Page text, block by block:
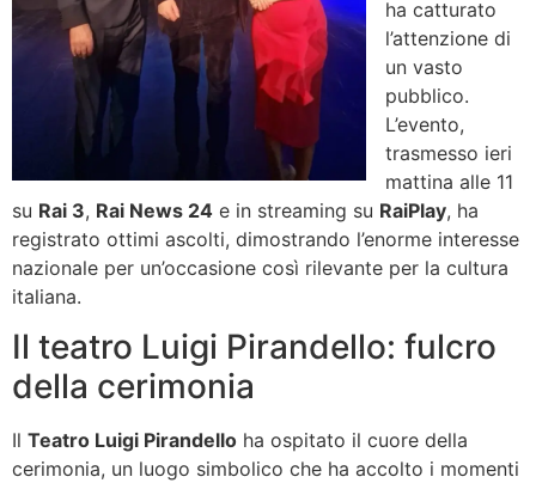
ha catturato
l’attenzione di
un vasto
pubblico.
L’evento,
trasmesso ieri
mattina alle 11
su Rai 3, Rai News 24 e in streaming su RaiPlay, ha
registrato ottimi ascolti, dimostrando l’enorme interesse
nazionale per un’occasione così rilevante per la cultura
italiana.
Il teatro Luigi Pirandello: fulcro
della cerimonia
Il Teatro Luigi Pirandello ha ospitato il cuore della
cerimonia, un luogo simbolico che ha accolto i momenti